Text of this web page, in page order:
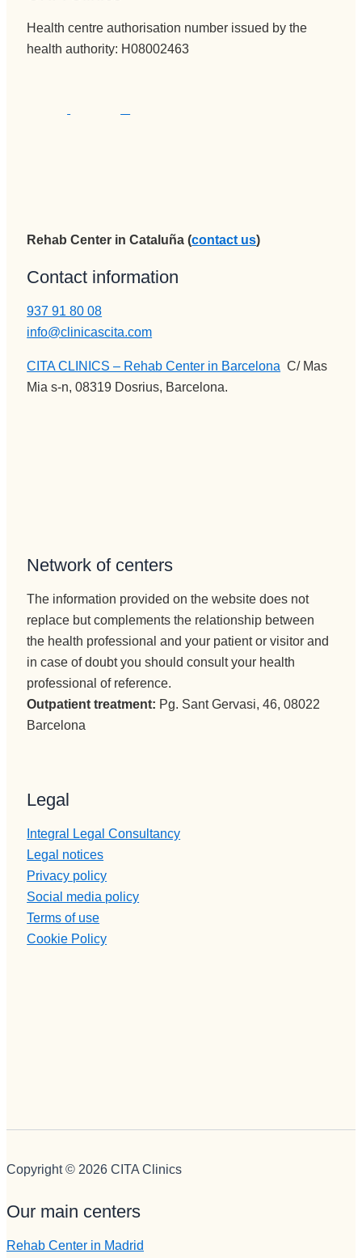
Health centre authorisation number issued by the
health authority: H08002463
Rehab Center in Cataluña (contact us)
Contact information
937 91 80 08
info@clinicascita.com
CITA CLINICS – Rehab Center in Barcelona :C/ Mas
Mia s-n, 08319 Dosrius, Barcelona.
Network of centers
The information provided on the website does not
replace but complements the relationship between
the health professional and your patient or visitor and
in case of doubt you should consult your health
professional of reference.
Outpatient treatment: Pg. Sant Gervasi, 46, 08022
Barcelona
Legal
Integral Legal Consultancy
Legal notices
Privacy policy
Social media policy
Terms of use
Cookie Policy
Copyright © 2026 CITA Clinics
Our main centers
Rehab Center in Madrid